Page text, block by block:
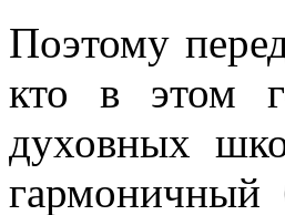
Поэтому
кто в этом
духовных